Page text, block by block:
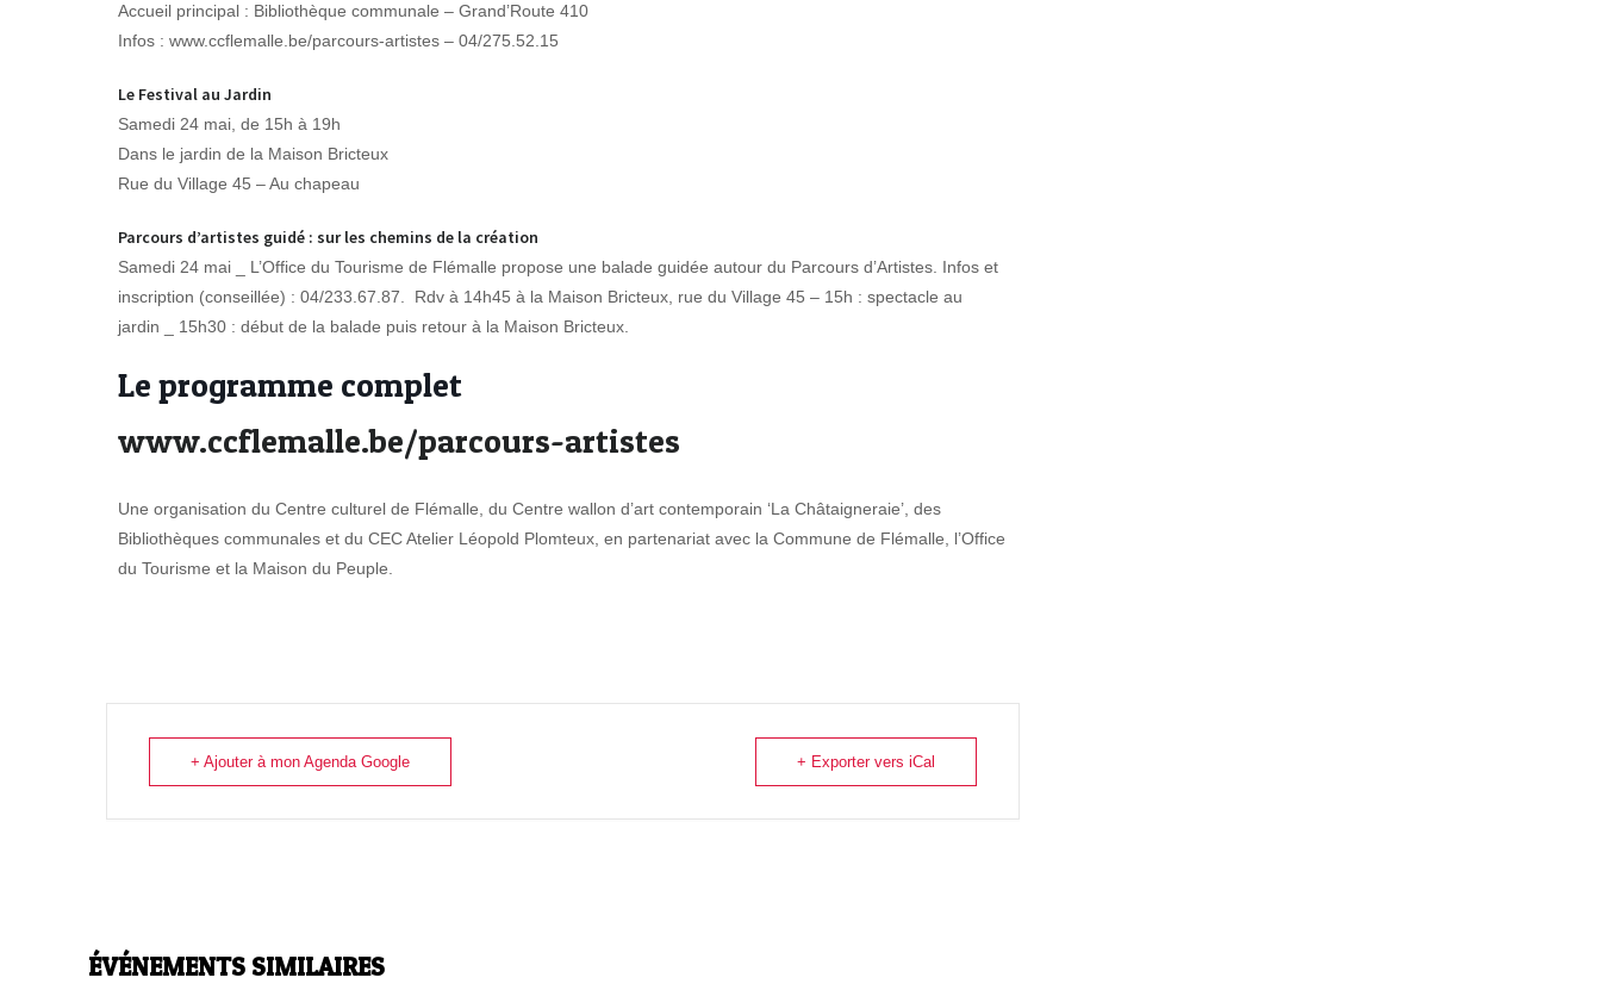
Accueil principal : Bibliothèque communale – Grand’Route 410
Infos : www.ccflemalle.be/parcours-artistes – 04/275.52.15
Le Festival au Jardin
Samedi 24 mai, de 15h à 19h
Dans le jardin de la Maison Bricteux
Rue du Village 45 – Au chapeau
Parcours d’artistes guidé : sur les chemins de la création
Samedi 24 mai _ L’Office du Tourisme de Flémalle propose une balade guidée autour du Parcours d’Artistes. Infos et
inscription (conseillée) : 04/233.67.87. Rdv à 14h45 à la Maison Bricteux, rue du Village 45 – 15h : spectacle au
jardin _ 15h30 : début de la balade puis retour à la Maison Bricteux.
Le programme complet
www.ccflemalle.be/parcours-artistes
Une organisation du Centre culturel de Flémalle, du Centre wallon d’art contemporain ‘La Châtaigneraie’, des
Bibliothèques communales et du CEC Atelier Léopold Plomteux, en partenariat avec la Commune de Flémalle, l’Office
du Tourisme et la Maison du Peuple.
+ Ajouter à mon Agenda Google + Exporter vers iCal
ÉVÉNEMENTS SIMILAIRES